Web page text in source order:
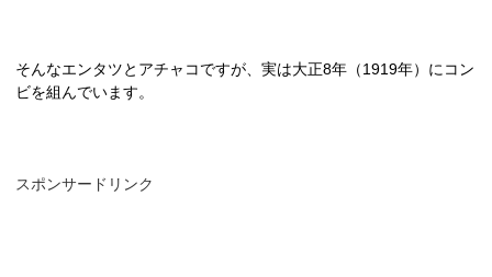
そんなエンタツとアチャコですが、実は大正8年（1919年）にコン
ビを組んでいます。
スポンサードリンク